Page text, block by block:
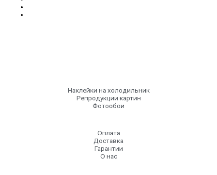
Наклейки на холодильник
Репродукции картин
Фотообои
Оплата
Доставка
Гарантии
О нас